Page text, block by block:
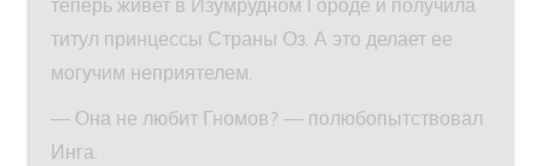
теперь живет в Изумрудном Городе и получила
титул принцессы Страны Оз. А это делает ее
могучим неприятелем.
— Она не любит Гномов? — полюбопытствовал
Инга.